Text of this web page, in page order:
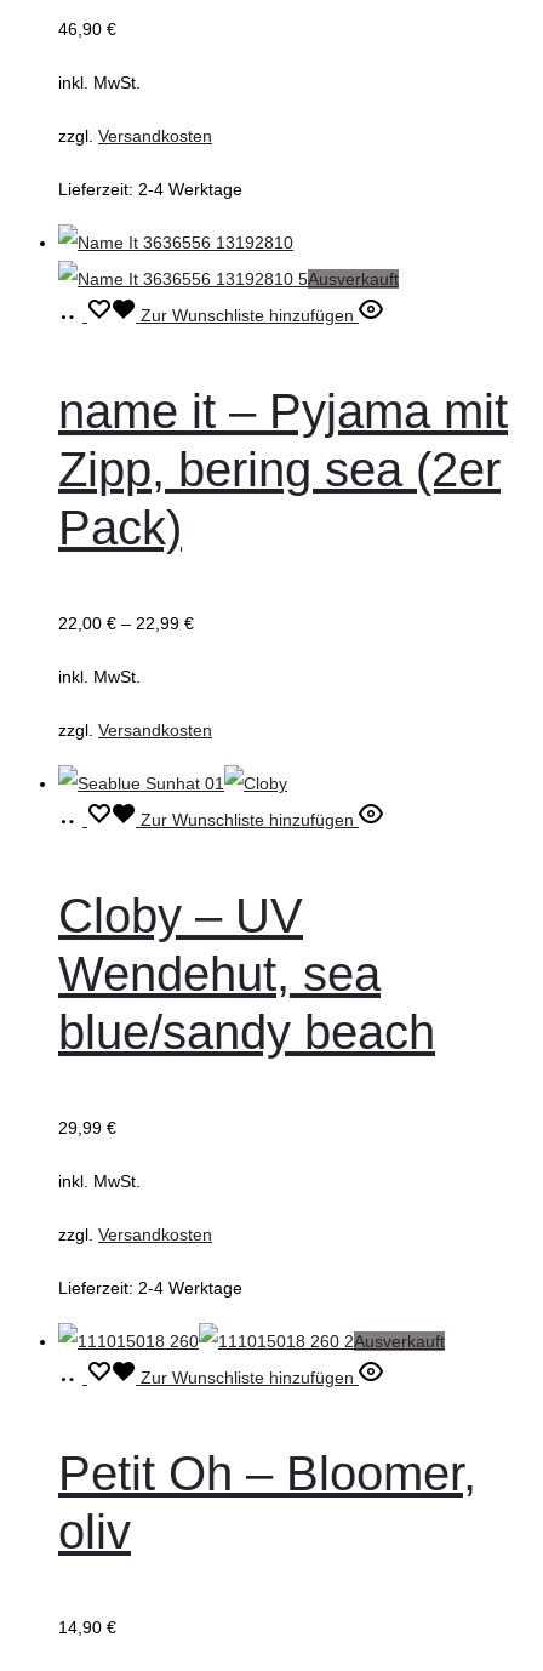
der
werden
46,90 €
inkl. MwSt.
zzgl. Versandkosten
Lieferzeit: 2-4 Werktage
Ausverkauft
Ausführung
Dieses
mehrere
Varianten
auf.
Die
der
werden
Zur Wunschliste hinzufügen
name it – Pyjama mit
Zipp, bering sea (2er
Pack)
22,00 € – 22,99 €
inkl. MwSt.
zzgl. Versandkosten
Ausführung
Dieses
mehrere
Varianten
auf.
der
werden
Zur Wunschliste hinzufügen
Cloby – UV
Wendehut, sea
blue/sandy beach
29,99 €
inkl. MwSt.
zzgl. Versandkosten
Lieferzeit: 2-4 Werktage
Ausverkauft
Ausführung
Dieses
mehrere
Varianten
auf.
Optionen
Zur Wunschliste hinzufügen
Petit Oh – Bloomer,
oliv
14,90 €